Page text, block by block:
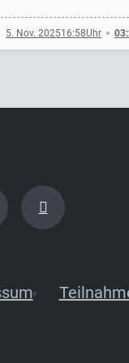
5. Nov. 202516:58